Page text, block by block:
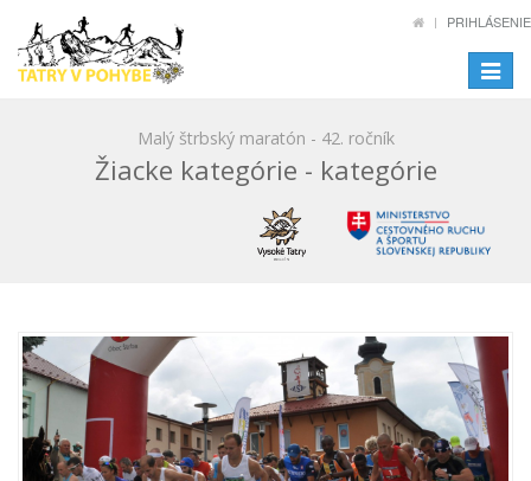
PRIHLÁSENIE
Toggle
Malý štrbský maratón - 42. ročník
Žiacke kategórie - kategórie